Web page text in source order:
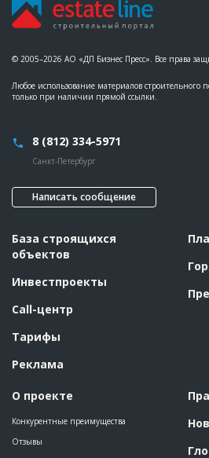
© 2005–2026 АО «ДП Бизнес Пресс». Все права
Любое использование материалов строительного
только при наличии прямой ссылки.
8 (812) 334-5971
Санкт-Петербург
Написать сообщение
База строящихся
объектов
Инвестпроекты
Call-центр
Тарифы
Реклама
О проекте
Конкурентные преимущества
Отзывы